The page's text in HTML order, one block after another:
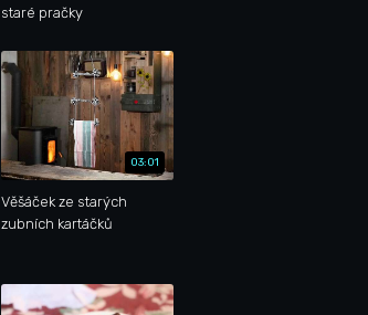
staré pračky
03:01
Věšáček ze starých
zubních kartáčků